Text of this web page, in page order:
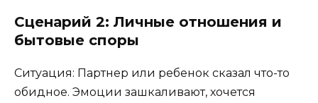
Сценарий 2: Личные отношения и
бытовые споры
Ситуация: Партнер или ребенок сказал что-то
обидное. Эмоции зашкаливают, хочется